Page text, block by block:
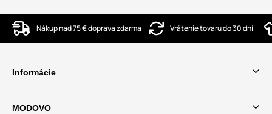
Nákup nad 75 € doprava zdarma Vrátenie tovaru do 30 dní
Informácie
MODOVO